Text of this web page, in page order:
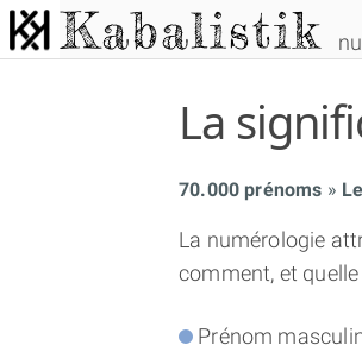
La
70.000 prénoms
La numérologie
comment, et
Prénom